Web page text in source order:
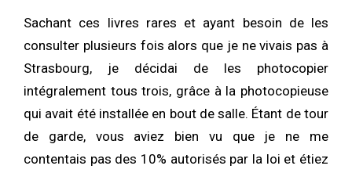
Sachant ces livres rares et ayant besoin de les
consulter plusieurs fois alors que je ne vivais pas à
Strasbourg, je décidai de les photocopier
intégralement tous trois, grâce à la photocopieuse
qui avait été installée en bout de salle. Étant de tour
de garde, vous aviez bien vu que je ne me
contentais pas des 10% autorisés par la loi et étiez